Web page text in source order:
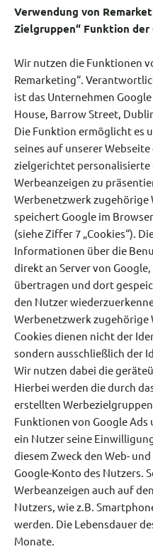
Verwendung von
Zielgruppen“ Funktion der
Wir nutzen die Funktionen
Remarketing“.
ist das Unternehmen
House, Barrow Street,
Die Funktion ermöglicht es
seines auf unserer
zielgerichtet
Werbeanzeigen zu
Werbenetzwerk zugehörige
speichert Google im
(siehe Ziffer 7 „Cookies“).
Informationen über die
direkt an Server von
übertragen und dort
den Nutzer
Werbenetzwerk zugehörige
Cookies dienen nicht der
sondern ausschließlich der
Wir nutzen dabei die
Hierbei werden die durch
erstellten
Funktionen von Google
ein Nutzer seine
diesem Zweck den Web-
Google-Konto des Nutzers.
Werbeanzeigen auch auf
Nutzers, wie z.B.
werden. Die Lebensdauer
Monate.